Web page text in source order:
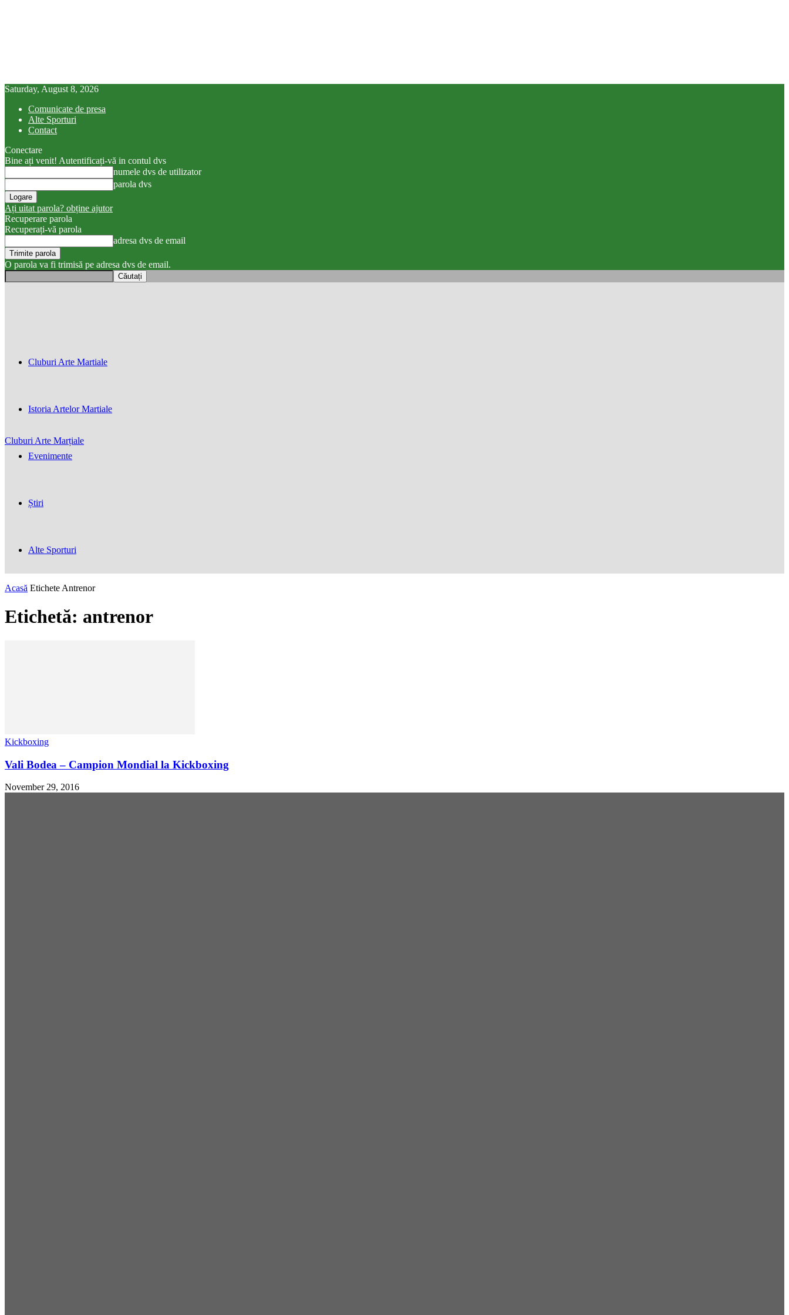
Saturday, August 8, 2026
Comunicate de presa
Alte Sporturi
Contact
Conectare
Bine ați venit! Autentificați-vă in contul dvs
numele dvs de utilizator
parola dvs
Ați uitat parola? obține ajutor
Recuperare parola
Recuperați-vă parola
adresa dvs de email
O parola va fi trimisă pe adresa dvs de email.
Cluburi Arte Marțiale
Cluburi Arte Martiale
Istoria Artelor Martiale
Evenimente
Știri
Alte Sporturi
Acasă Etichete Antrenor
Etichetă: antrenor
Kickboxing
Vali Bodea – Campion Mondial la Kickboxing
November 29, 2016